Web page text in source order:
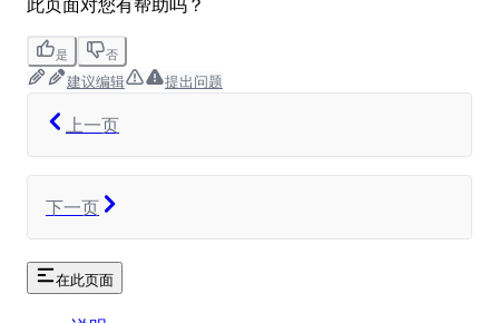
此页面对您有帮助吗？
是 否
建议编辑 提出问题
上一页
下一页
在此页面